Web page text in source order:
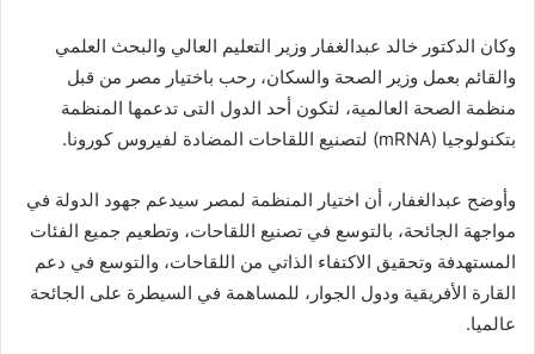
وكان الدكتور خالد عبدالغفار وزير التعليم العالي والبحث العلمي
والقائم بعمل وزير الصحة والسكان، رحب باختيار مصر من قبل
منظمة الصحة العالمية، لتكون أحد الدول التى تدعمها المنظمة
بتكنولوجيا (mRNA) لتصنيع اللقاحات المضادة لفيروس كورونا.
وأوضح عبدالغفار، أن اختيار المنظمة لمصر سيدعم جهود الدولة في
مواجهة الجائحة، بالتوسع في تصنيع اللقاحات، وتطعيم جميع الفئات
المستهدفة وتحقيق الاكتفاء الذاتي من اللقاحات، والتوسع في دعم
القارة الأفريقية ودول الجوار، للمساهمة في السيطرة على الجائحة
عالميا.